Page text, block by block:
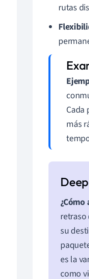
rutas
Cada
más
retraso
su
es la
como